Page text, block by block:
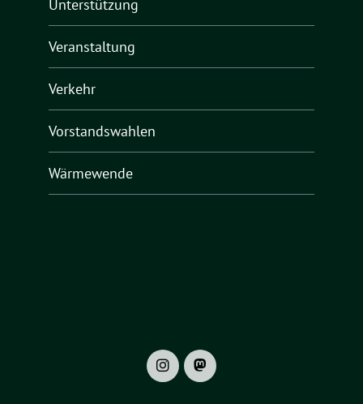
Unterstützung
Veranstaltung
Verkehr
Vorstandswahlen
Wärmewende